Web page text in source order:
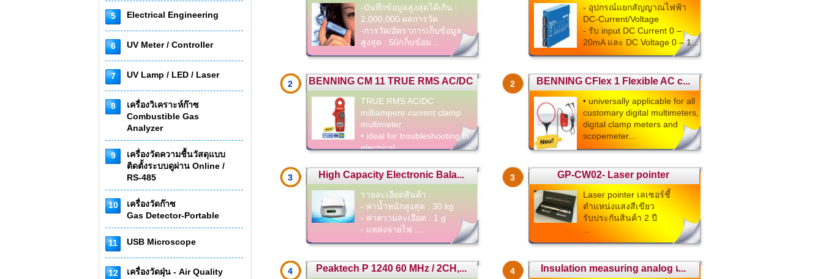
5 Electrical Engineering
6 UV Meter / Controller
7 UV Lamp / LED / Laser
8
เครื่องวิเคราะห์ก๊าซ
Combustible Gas
Analyzer
9
เครื่องวัดความชื้นวัสดุแบบ
ติดตั้งระบบดูผ่าน Online /
RS-485
10
เครื่องวัดก๊าซ
Gas Detector-Portable
11 USB Microscope
12 เครื่องวัดฝุ่น - Air Quality
-บันทึกข้อมูลสูงสุดได้เกิน :
2,000,000 ผลการวัด
-การวัด/อัตราการเก็บข้อมูล
สูงสุด : 50/เก็บข้อม...
2
BENNING CM 11 TRUE RMS AC/DC
...
TRUE RMS AC/DC
milliampere current clamp
multimeter
• ideal for troubleshooting in
electrical ...
3 High Capacity Electronic Bala...
รายละเอียดสินค้า :
- ค่าน้ำหนักสูงสุด : 30 kg
- ค่าความละเอียด : 1 g
- แหล่งจ่ายไฟ :...
4 Peaktech P 1240 60 MHz / 2CH,...
- อุปกรณ์แยกสัญญาณไฟฟ้า
DC-Current/Voltage
- รับ input DC Current 0 –
20mA และ DC Voltage 0 – 1...
2 BENNING CFlex 1 Flexible AC c...
• universally applicable for all
customary digital multimeters,
digital clamp meters and
scopemeter...
3
GP-CW02- Laser pointer
Laser pointer เลเซอร์ชี้
ตำแหน่งแสงสีเขียว
รับประกันสินค้า 2 ปี
...
4 Insulation measuring analog เ...